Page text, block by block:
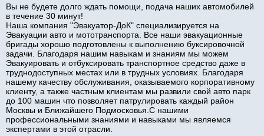
Вы не будете долго ждать помощи, подача наших автомобилей
в течение 30 минут!
Наша компания "Эвакуатор-ДоК" специализируется на
Эвакуации авто и мототранспорта. Все наши эвакуационные
бригады хорошо подготовлены к выполнению буксировочной
задачи. Благодаря нашим навыкам и знаниям мы можем
Эвакуировать и отбуксировать транспортное средство даже в
труднодоступных местах или в трудных условиях. Благодаря
нашему качеству обслуживания, оказываемого корпоративному
клиенту, а также частным клиентам мы развили свой авто парк
до 100 машин что позволяет патрулировать каждый район
Москвы и Ближайшего Подмосковья.С нашими
профессиональными знаниями и навыками мы являемся
экспертами в этой отрасли.